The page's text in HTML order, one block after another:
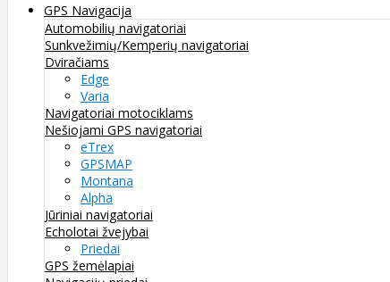
GPS Navigacija
Automobilių navigatoriai
Sunkvežimių/Kemperių navigatoriai
Dviračiams
Edge
Varia
Navigatoriai motociklams
Nešiojami GPS navigatoriai
eTrex
GPSMAP
Montana
Alpha
Jūriniai navigatoriai
Echolotai žvejybai
Priedai
GPS žemėlapiai